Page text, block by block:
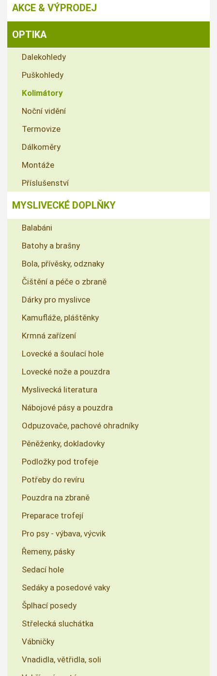
AKCE & VÝPRODEJ
OPTIKA
Dalekohledy
Puškohledy
Kolimátory
Noční vidění
Termovize
Dálkoměry
Montáže
Příslušenství
MYSLIVECKÉ DOPLŇKY
Balabáni
Batohy a brašny
Bola, přívěsky, odznaky
Čištění a péče o zbraně
Dárky pro myslivce
Kamufláže, pláštěnky
Krmná zařízení
Lovecké a šoulací hole
Lovecké nože a pouzdra
Myslivecká literatura
Nábojové pásy a pouzdra
Odpuzovače, pachové ohradníky
Pěněženky, dokladovky
Podložky pod trofeje
Potřeby do revíru
Pouzdra na zbraně
Preparace trofejí
Pro psy - výbava, výcvik
Řemeny, pásky
Sedací hole
Sedáky a posedové vaky
Šplhací posedy
Střelecká sluchátka
Vábničky
Vnadidla, větřidla, soli